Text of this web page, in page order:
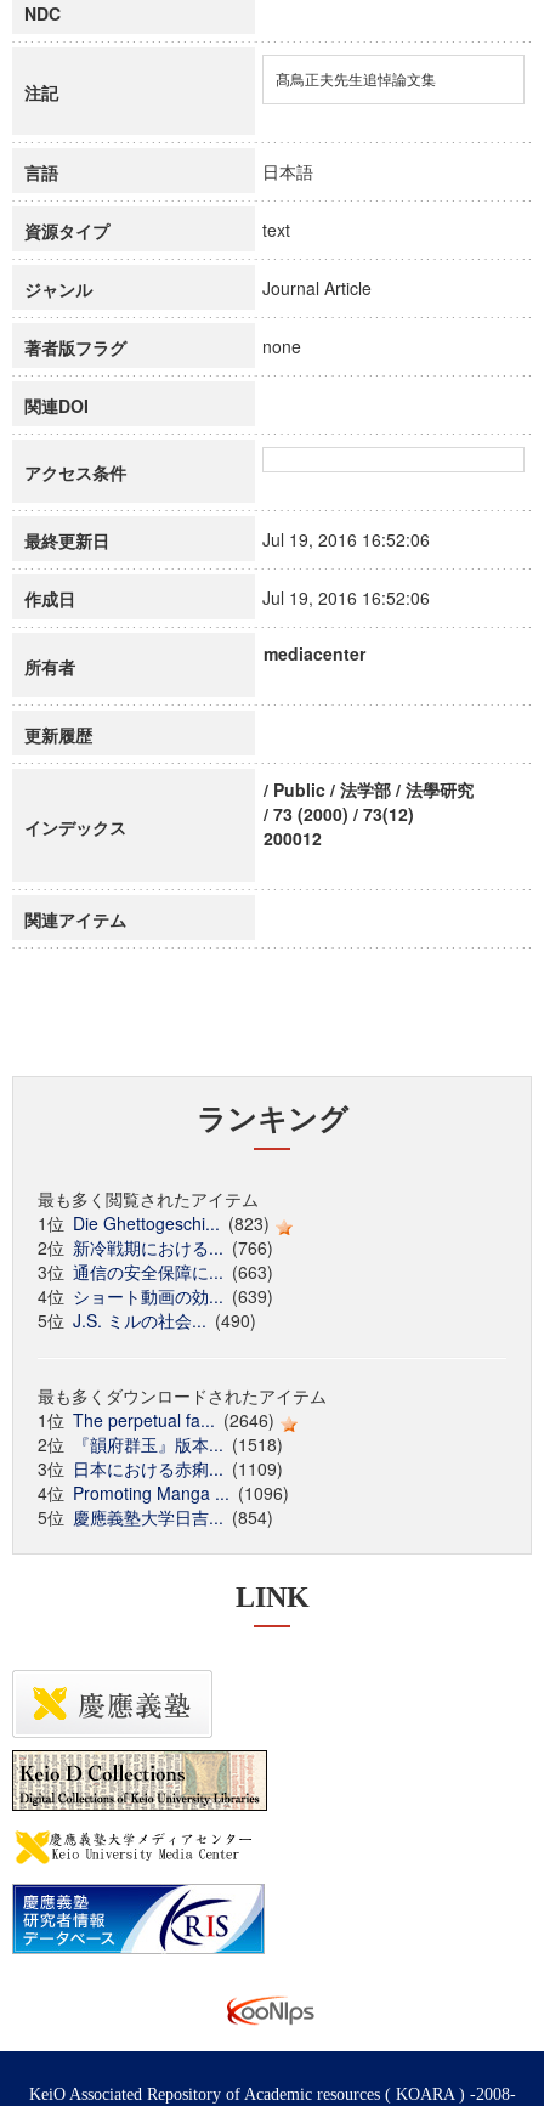
NDC
注記
髙鳥正夫先生追悼論文集
言語 日本語
資源タイプ text
ジャンル Journal Article
著者版フラグ none
関連DOI
アクセス条件
最終更新日 Jul 19, 2016 16:52:06
作成日 Jul 19, 2016 16:52:06
所有者
mediacenter
更新履歴
インデックス
/ Public / 法学部 / 法學研究
/ 73 (2000) / 73(12)
200012
関連アイテム
ランキング
最も多く閲覧されたアイテム
1位 Die Ghettogeschi... (823)
2位 新冷戦期における... (766)
3位 通信の安全保障に... (663)
4位 ショート動画の効... (639)
5位 J.S. ミルの社会... (490)
最も多くダウンロードされたアイテム
1位 The perpetual fa... (2646)
2位
『韻府群玉』版本... (1518)
3位 日本における赤痢... (1109)
4位 Promoting Manga ... (1096)
5位 慶應義塾大学日吉... (854)
LINK
KeiO Associated Repository of Academic resources ( KOARA ) -2008-